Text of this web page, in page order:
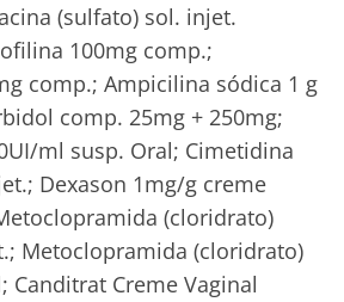
(sulfato) sol. injet.
100mg comp.;
comp.; Ampicilina sódica 1 g
comp. 25mg + 250mg;
ml susp. Oral; Cimetidina
Dexason 1mg/g creme
(cloridrato)
Metoclopramida (cloridrato)
Canditrat Creme Vaginal